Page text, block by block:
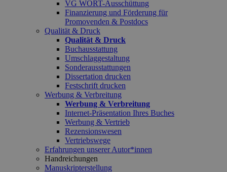
VG WORT-Ausschüttung
Finanzierung und Förderung für
Promovenden & Postdocs
Qualität & Druck
Qualität & Druck
Buchausstattung
Umschlaggestaltung
Sonderausstattungen
Dissertation drucken
Festschrift drucken
Werbung & Verbreitung
Werbung & Verbreitung
Internet-Präsentation Ihres Buches
Werbung & Vertrieb
Rezensionswesen
Vertriebswege
Erfahrungen unserer Autor*innen
Handreichungen
Manuskripterstellung